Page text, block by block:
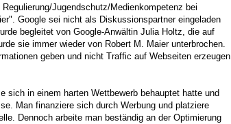
Jugendschutz/Medienkompetenz bei
Google sei nicht als Diskussionspartner eingeladen
begleitet von Google-Anwältin Julia Holtz, die auf
sie immer wieder von Robert M. Maier unterbrochen.
geben und nicht Traffic auf Webseiten erzeugen
sich in einem harten Wettbewerb behauptet hatte und
Man finanziere sich durch Werbung und platziere
Dennoch arbeite man beständig an der Optimierung